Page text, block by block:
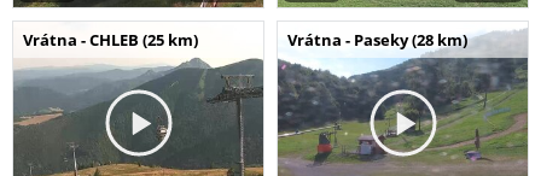
Vrátna - CHLEB (25 km) Vrátna - Paseky (28 km)